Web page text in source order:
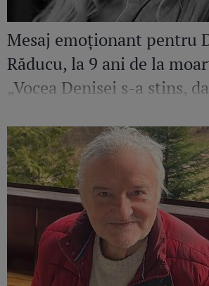
Mesaj emoționant pentru
Răducu, la 9 ani de la
„Vocea Denisei s-a stins,